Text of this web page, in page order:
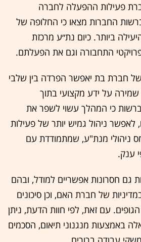
פעילות ההפעלה לחברה
החברות מצאו כי החלופה של
ביותר. כיום נת״ע מרכזת
התחבורה וגם את הפעלתם.
חברת בת יאפשר הפרדה בין שלבי
על ידע מקצועי בתוך
ברשות כי המהלך עשוי לשפר את
לאפשר ניהול גמיש יותר של פעילות
ניהולי מנת"ע, שמתמודדת עם
ענק.
גם חסרונות אפשריים למודל, ובהם
של חברת האם, וכן סיכונים
הגופים. עם זאת, לפי חוות הדעת, ניתן
באמצעות מנגנוני תיאום, הסכמים